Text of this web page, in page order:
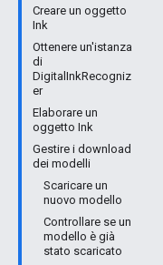
Creare un oggetto
Ink
Ottenere un'istanza
di
DigitalInkRecogniz
er
Elaborare un
oggetto Ink
Gestire i download
dei modelli
Scaricare un
nuovo modello
Controllare se un
modello è già
stato scaricato